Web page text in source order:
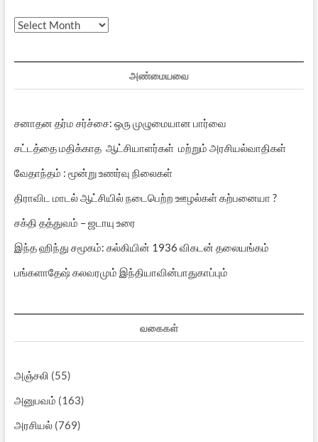
முந்தைய
அண்மையவை
சனாதன தர்ம சர்ச்சை: ஒரு முழுமையான பார்வை
சட்டத்தை மதிக்காத ஆட்சியாளர்கள் மற்றும் அரசியல்வாதிகள்
வேதாந்தம் : மூன்று உணர்வு நிலைகள்
திராவிட மாடல் ஆட்சியில் நடைபெற்ற ஊழல்கள் கற்பனையா ?
சக்தி தத்துவம் – ஜடாயு உரை
இந்த ஹிந்து சமூகம்: கல்கியின் 1936 விகடன் தலையங்கம்
பங்களாதேஷ் கலவரமும் இந்தியாவின்பாதுகாப்பும்
வகைகள்
அஞ்சலி (55)
அனுபவம் (163)
அரசியல்(769)